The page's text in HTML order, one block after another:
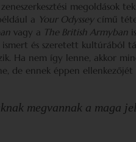
zeneszerkesztési megoldások
a Your Odysseycímű
vagy a The British Armyban
és szeretett kultúrából
Ha nem így lenne, akkor
de ennek éppen
megvannak a maga